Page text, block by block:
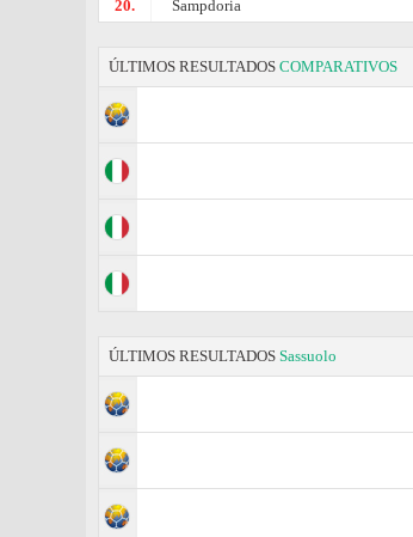
20.
Sampdoria
ÚLTIMOS RESULTADOS COMPARATIVOS
ÚLTIMOS RESULTADOS Sassuolo